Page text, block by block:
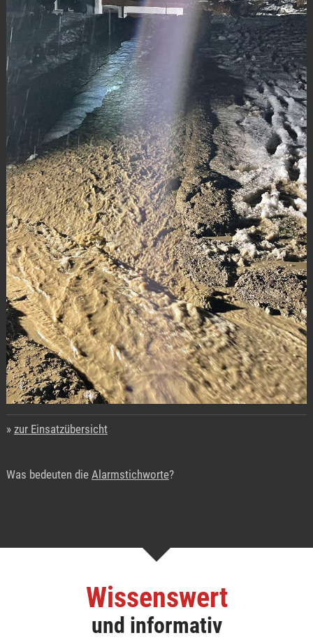
zur Einsatzübersicht
Was bedeuten die Alarmstichworte?
Wissenswert
und informativ